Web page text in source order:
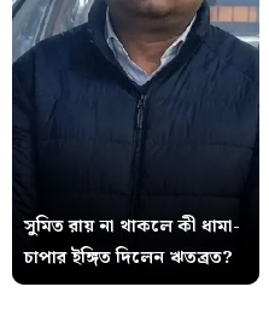
সুমিত রায় না থাকলে কী ধামা-
চাপার ইঙ্গিত দিলেন ঋতব্রত?